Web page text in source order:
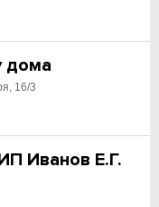
дома
16/3
Иванов Е.Г.